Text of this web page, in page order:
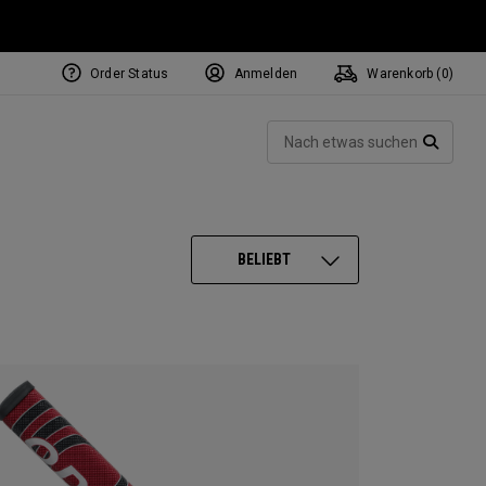
Order Status Anmelden Warenkorb ( 0)
BELIEBT